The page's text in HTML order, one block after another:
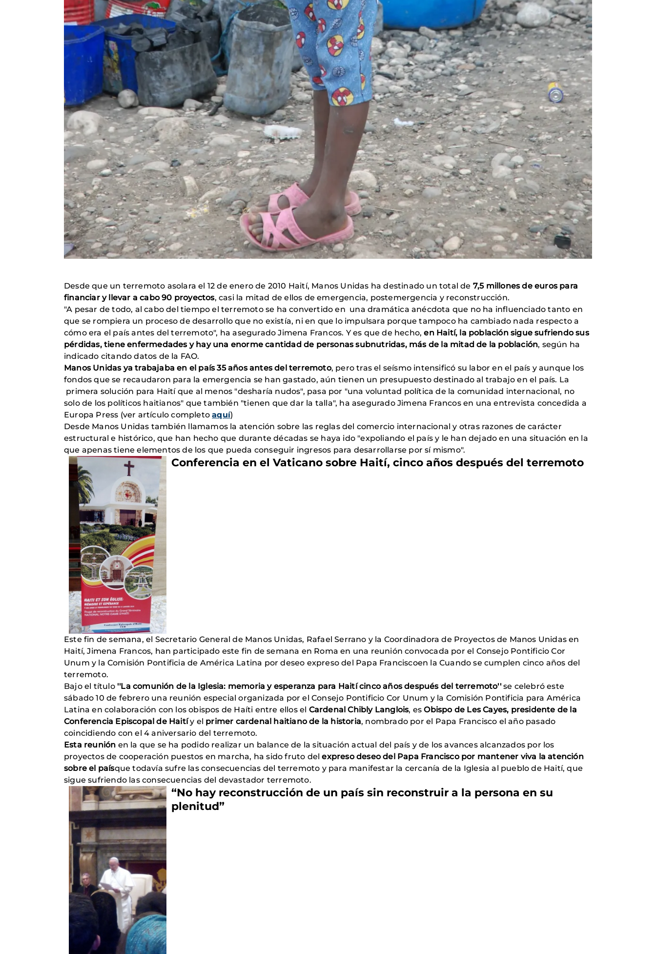
Desde que un terremoto asolara el 12 de enero de 2010 Haití, Manos Unidas ha destinado un total de 7,5 millones de euros para
financiar y llevar a cabo 90 proyectos, casi la mitad de ellos de emergencia, postemergencia y reconstrucción.
"A pesar de todo, al cabo del tiempo el terremoto se ha convertido en una dramática anécdota que no ha influenciado tanto en
que se rompiera un proceso de desarrollo que no existía, ni en que lo impulsara porque tampoco ha cambiado nada respecto a
cómo era el país antes del terremoto", ha asegurado Jimena Francos. Y es que de hecho,en Haití, la población sigue sufriendo sus
pérdidas, tiene enfermedades y hay una enorme cantidad de personas subnutridas, más de la mitad de la población, según ha
indicado citando datos de la FAO.
Manos Unidas ya trabajaba en el país 35 años antes del terremoto, pero tras el seísmo intensificó su labor en el país y aunque los
fondos que se recaudaron para la emergencia se han gastado, aún tienen un presupuesto destinado al trabajo en el país. La
primera solución para Haití que al menos "desharía nudos", pasa por "una voluntad política de la comunidad internacional, no
solo de los políticos haitianos" que también "tienen que dar la talla", ha asegurado Jimena Francos en una entrevista concedida a
Europa Press (ver artículo completoaquí)
Desde Manos Unidas también llamamos la atención sobre las reglas del comercio internacional y otras razones de carácter
estructural e histórico, que han hecho que durante décadas se haya ido "expoliando el país y le han dejado en una situación en la
que apenas tiene elementos de los que pueda conseguir ingresos para desarrollarse por sí mismo".
Conferencia en el Vaticano sobre Haití, cinco años después del terremoto
Este fin de semana, el Secretario General de Manos Unidas, Rafael Serrano y la Coordinadora de Proyectos de Manos Unidas en
Haití, Jimena Francos, han participado este fin de semana en Roma en una reunión convocada por el Consejo Pontificio Cor
Unum y la Comisión Pontificia de América Latina por deseo expreso del Papa Franciscoen la Cuando se cumplen cinco años del
terremoto.
Bajo el título ''La comunión de la Iglesia: memoria y esperanza para Haití cinco años después del terremoto''se celebró este
sábado 10 de febrero una reunión especial organizada por el Consejo Pontificio Cor Unum y la Comisión Pontificia para América
Latina en colaboración con los obispos de Haíti entre ellos el Cardenal Chibly Langlois, esObispo de Les Cayes, presidente de la
Conferencia Episcopal de Haitíy el primer cardenal haitiano de la historia, nombrado por el Papa Francisco el año pasado
coincidiendo con el 4 aniversario del terremoto.
Esta reunión en la que se ha podido realizar un balance de la situación actual del país y de los avances alcanzados por los
proyectos de cooperación puestos en marcha, ha sido fruto delexpreso deseo del Papa Francisco por mantener viva la atención
sobre el paísque todavía sufre las consecuencias del terremoto y para manifestar la cercanía de la Iglesia al pueblo de Haití, que
sigue sufriendo las consecuencias del devastador terremoto.
“No hay reconstrucción de un país sin reconstruir a la persona en su
plenitud”